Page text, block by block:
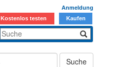
Anmeldung
Kostenlos testen Kaufen
Suche